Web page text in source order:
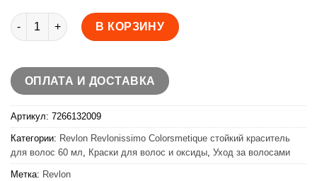
Количество товара Revlon Revlonissimo Colorsmetique
В КОРЗИНУ
ОПЛАТА И ДОСТАВКА
Артикул: 7266132009
Категории: Revlon Revlonissimo Colorsmetique стойкий краситель
для волос 60 мл, Краски для волос и оксиды, Уход за волосами
Метка: Revlon